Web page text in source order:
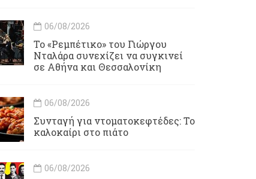
06/08/2026
Το «Ρεμπέτικο» του Γιώργου
Νταλάρα συνεχίζει να συγκινεί
σε Αθήνα και Θεσσαλονίκη
06/08/2026
Συνταγή για ντοματοκεφτέδες: Το
καλοκαίρι στο πιάτο
06/08/2026